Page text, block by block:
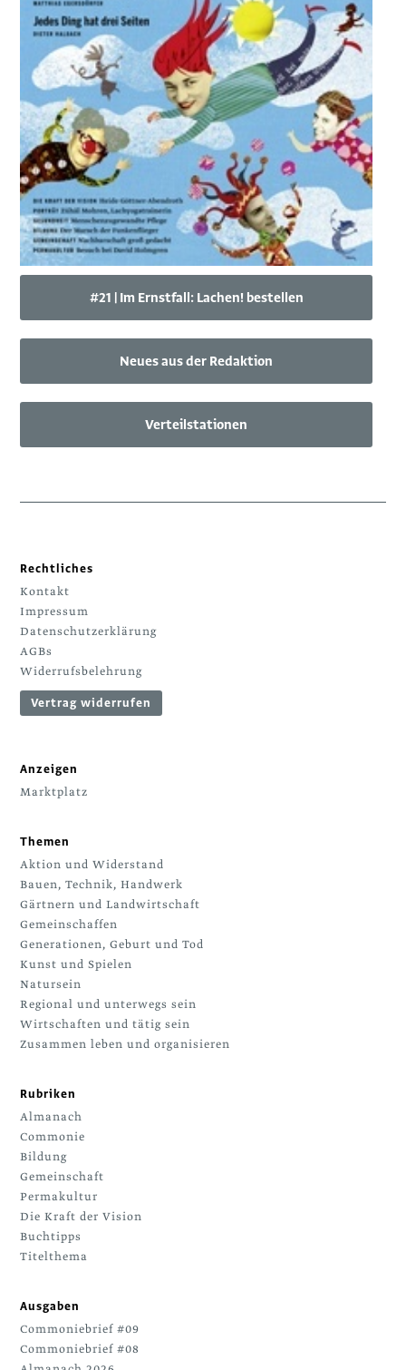
#21 | Im Ernstfall: Lachen! bestellen
Neues aus der Redaktion
Verteilstationen
Rechtliches
Kontakt
Impressum
Datenschutzerklärung
AGBs
Widerrufsbelehrung
Vertrag widerrufen
Anzeigen
Marktplatz
Themen
Aktion und Widerstand
Bauen, Technik, Handwerk
Gärtnern und Landwirtschaft
Gemeinschaffen
Generationen, Geburt und Tod
Kunst und Spielen
Natursein
Regional und unterwegs sein
Wirtschaften und tätig sein
Zusammen leben und organisieren
Rubriken
Almanach
Commonie
Bildung
Gemeinschaft
Permakultur
Die Kraft der Vision
Buchtipps
Titelthema
Ausgaben
Commoniebrief #09
Commoniebrief #08